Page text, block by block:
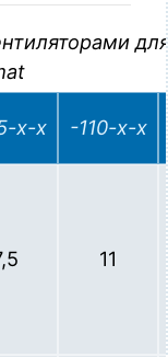
x-x -110-x-x
11